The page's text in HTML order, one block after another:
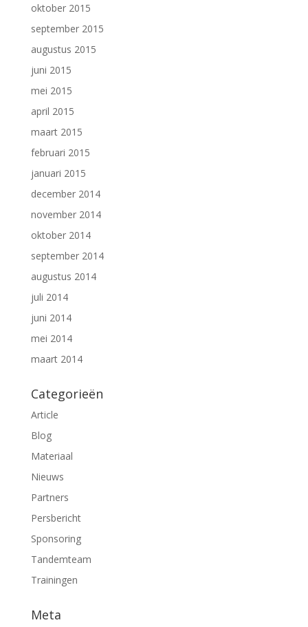
oktober 2015
september 2015
augustus 2015
juni 2015
mei 2015
april 2015
maart 2015
februari 2015
januari 2015
december 2014
november 2014
oktober 2014
september 2014
augustus 2014
juli 2014
juni 2014
mei 2014
maart 2014
Categorieën
Article
Blog
Materiaal
Nieuws
Partners
Persbericht
Sponsoring
Tandemteam
Trainingen
Meta